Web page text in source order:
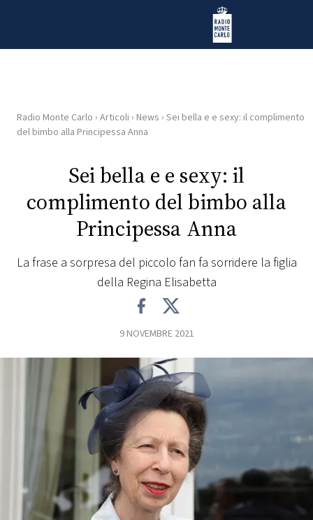
Radio Monte Carlo
HOME
WEB
PLAYLIST
CONCORSI
EVENTI
VIDEO
TV
Radio Monte Carlo › Articoli › News › Sei bella e e sexy: il complimento
del bimbo alla Principessa Anna
Sei bella e e sexy: il
complimento del bimbo alla
Principessa Anna
La frase a sorpresa del piccolo fan fa sorridere la figlia
della Regina Elisabetta
9 NOVEMBRE 2021